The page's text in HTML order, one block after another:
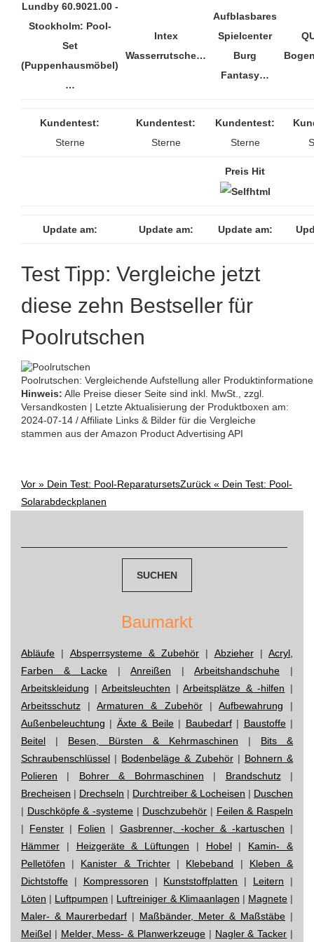
Lundby 60.9021.00 -
Stockholm: Pool-
Set
(Puppenhausmöbel)
…
Intex
Wasserrutsche…
Aufblasbares
Spielcenter
Burg
Fantasy…
Kundentest:
Sterne
Kundentest:
Sterne
Kundentest:
Sterne
Preis Hit
Update am: Update am: Update am:
Test Tipp: Vergleiche jetzt
diese zehn Bestseller für
Poolrutschen
Poolrutschen: Vergleichende Aufstellung aller
Hinweis: Alle Preise dieser Seite sind inkl. MwSt., zzgl.
Versandkosten | Letzte Aktualisierung der Produktboxen am:
2024-07-14 / Affiliate Links & Bilder für die Vergleiche
stammen aus der Amazon Product Advertising API
Post
Vor » Dein Test: Pool-ReparatursetsZurück « Dein Test: Pool-
Solarabdeckplanen
Baumarkt
Abläufe | Absperrsysteme & Zubehör | Abzieher| Acryl,
Farben & Lacke | Anreißen | Arbeitshandschuhe |
Arbeitskleidung |Arbeitsleuchten |Arbeitsplätze & -hilfen |
Arbeitsschutz |Armaturen & Zubehör| Aufbewahrung |
Außenbeleuchtung | Äxte & Beile| Baubedarf| Baustoffe|
Beitel | Besen, Bürsten & Kehrmaschinen | Bits &
Schraubenschlüssel | Bodenbeläge & Zubehör| Bohnern &
Polieren | Bohrer & Bohrmaschinen | Brandschutz|
Brecheisen | Drechseln | Durchtreiber & Locheisen | Duschen
| Duschköpfe & -systeme | Duschzubehör | Feilen & Raspeln
| Fenster | Folien | Gasbrenner, -kocher & -kartuschen |
Hämmer | Heizgeräte & Lüftungen | Hobel| Kamin- &
Pelletöfen | Kanister & Trichter| Klebeband | Kleben &
Dichtstoffe | Kompressoren | Kunststoffplatten | Leitern |
Löten | Luftpumpen | Luftreiniger & Klimaanlagen | Magnete|
Maler- & Maurerbedarf | Maßbänder, Meter & Maßstäbe |
Meißel | Melder, Mess- & Planwerkzeuge | Nagler & Tacker |